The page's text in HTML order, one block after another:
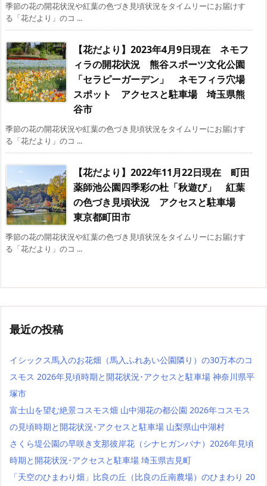
季節の花の開花状況や紅葉の色づき見頃状況をタイムリーにお届けす
る「花だより」のコ ...
【花だより】2023年4月9日現在 ネモフ
ィラの開花状況 熊谷スポーツ文化公園
「セラピーガーデン」 ネモフィラ穴場
スポット アクセスと駐車場 埼玉県熊
谷市
季節の花の開花状況や紅葉の色づき見頃状況をタイムリーにお届けす
る「花だより」のコ ...
【花だより】2022年11月22日現在 町田
薬師池公園四季彩の杜「秋遊び」 紅葉
の色づき見頃状況 アクセスと駐車場
東京都町田市
季節の花の開花状況や紅葉の色づき見頃状況をタイムリーにお届けす
る「花だより」のコ ...
最近の投稿
イシックス馬入のお花畑（馬入ふれあい公園隣り）の30万本のコ
スモス 2026年見頃時期と開花状況･アクセスと駐車場 神奈川県平
塚市
富士山を望む絶景コスモス畑 山中湖花の都公園 2026年コスモス
の見頃時期と開花状況･アクセスと駐車場 山梨県山中湖村
さくら堤公園の早咲き支那彼岸花（シナヒガンバナ）2026年見頃
時期と開花状況･アクセスと駐車場 埼玉県吉見町
「天空のひまわり畑」比良の丘（比良の丘南農場）のひまわり 20